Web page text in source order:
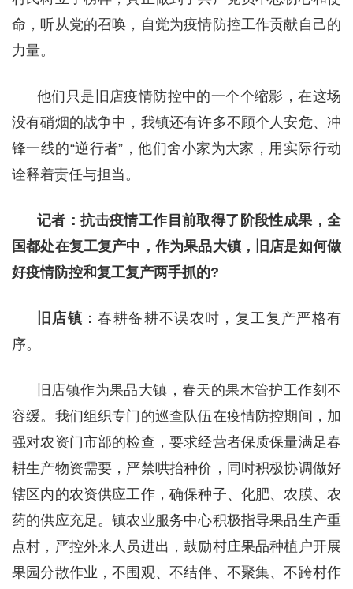
命，听从党的召唤，自觉为疫情防控工作贡献自己的
力量。
他们只是旧店疫情防控中的一个个缩影，在这场
没有硝烟的战争中，我镇还有许多不顾个人安危、冲
锋一线的“逆行者”，他们舍小家为大家，用实际行动
诠释着责任与担当。
记者：抗击疫情工作目前取得了阶段性成果，全
国都处在复工复产中，作为果品大镇，旧店是如何做
好疫情防控和复工复产两手抓的?
旧店镇 ：春耕备耕不误农时，复工复产严格有
序。
旧店镇作为果品大镇，春天的果木管护工作刻不
容缓。我们组织专门的巡查队伍在疫情防控期间，加
强对农资门市部的检查，要求经营者保质保量满足春
耕生产物资需要，严禁哄抬种价，同时积极协调做好
辖区内的农资供应工作，确保种子、化肥、农膜、农
药的供应充足。镇农业服务中心积极指导果品生产重
点村，严控外来人员进出，鼓励村庄果品种植户开展
果园分散作业，不围观、不结伴、不聚集、不跨村作